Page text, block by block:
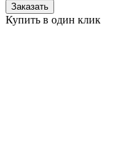
Заказать
Купить в один клик